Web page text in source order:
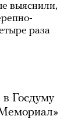
выяснили,
раза
в Госдуму